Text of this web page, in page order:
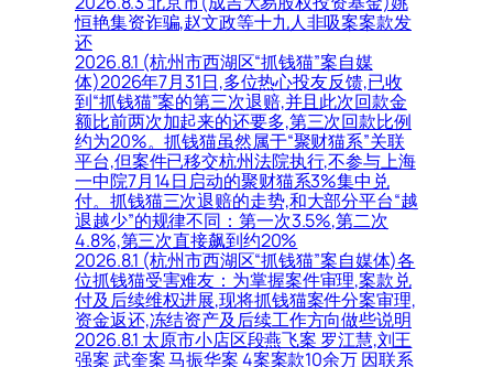
恒艳集资诈骗,赵文政等十九人非吸案案款发
还
2026.8.1 (杭州市西湖区“抓钱猫”案自媒
体)2026年7月31日,多位热心投友反馈,已收
到“抓钱猫”案的第三次退赔,并且此次回款金
额比前两次加起来的还要多,第三次回款比例
约为20%。抓钱猫虽然属于“聚财猫系”关联
平台,但案件已移交杭州法院执行,不参与上海
一中院7月14日启动的聚财猫系3%集中兑
付。抓钱猫三次退赔的走势,和大部分平台“越
退越少”的规律不同：第一次3.5%,第二次
4.8%,第三次直接飙到约20%
2026.8.1 (杭州市西湖区“抓钱猫”案自媒体)各
位抓钱猫受害难友：为掌握案件审理,案款兑
付及后续维权进展,现将抓钱猫案件分案审理,
资金返还,冻结资产及后续工作方向做些说明
2026.8.1 太原市小店区段燕飞案 罗江慧,刘王
强案 武奎案 马振华案 4案案款10余万 因联系